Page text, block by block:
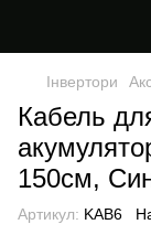
Інвертори
Кабель
150см,
Артикул: KAB6